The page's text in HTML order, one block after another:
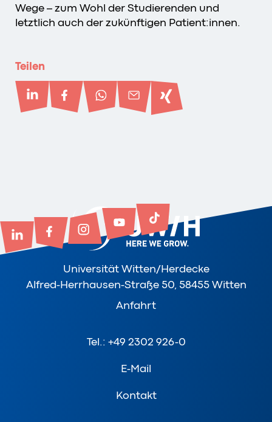
Wege – zum Wohl der Studierenden und
letztlich auch der zukünftigen Patient:innen.
Teilen
Universität Witten/Herdecke
Alfred-Herrhausen-Straße 50, 58455 Witten
Anfahrt
Tel.: +49 2302 926-0
E-Mail
Kontakt